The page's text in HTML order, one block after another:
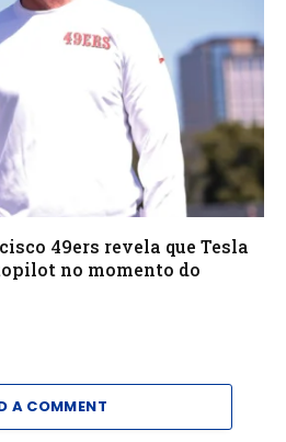
49ers revela que Tesla
no momento do
A COMMENT